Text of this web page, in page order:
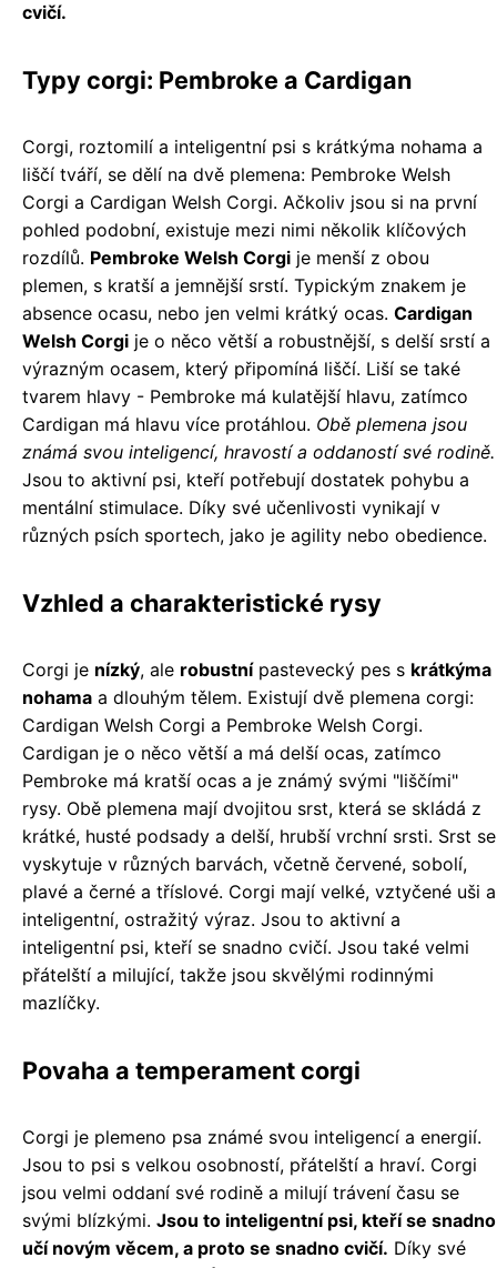
cvičí.
Typy corgi: Pembroke a Cardigan
Corgi, roztomilí a inteligentní psi s krátkýma nohama a
liščí tváří, se dělí na dvě plemena: Pembroke Welsh
Corgi a Cardigan Welsh Corgi. Ačkoliv jsou si na první
pohled podobní, existuje mezi nimi několik klíčových
rozdílů. Pembroke Welsh Corgi je menší z obou
plemen, s kratší a jemnější srstí. Typickým znakem je
absence ocasu, nebo jen velmi krátký ocas. Cardigan
Welsh Corgi je o něco větší a robustnější, s delší srstí a
výrazným ocasem, který připomíná liščí. Liší se také
tvarem hlavy - Pembroke má kulatější hlavu, zatímco
Cardigan má hlavu více protáhlou. Obě plemena jsou
známá svou inteligencí, hravostí a oddaností své rodině.
Jsou to aktivní psi, kteří potřebují dostatek pohybu a
mentální stimulace. Díky své učenlivosti vynikají v
různých psích sportech, jako je agility nebo obedience.
Vzhled a charakteristické rysy
Corgi je nízký, ale robustnípastevecký pes s krátkýma
nohama a dlouhým tělem. Existují dvě plemena corgi:
Cardigan Welsh Corgi a Pembroke Welsh Corgi.
Cardigan je o něco větší a má delší ocas, zatímco
Pembroke má kratší ocas a je známý svými "liščími"
rysy. Obě plemena mají dvojitou srst, která se skládá z
krátké, husté podsady a delší, hrubší vrchní srsti. Srst se
vyskytuje v různých barvách, včetně červené, sobolí,
plavé a černé a tříslové. Corgi mají velké, vztyčené uši a
inteligentní, ostražitý výraz. Jsou to aktivní a
inteligentní psi, kteří se snadno cvičí. Jsou také velmi
přátelští a milující, takže jsou skvělými rodinnými
mazlíčky.
Povaha a temperament corgi
Corgi je plemeno psa známé svou inteligencí a energií.
Jsou to psi s velkou osobností, přátelští a hraví. Corgi
jsou velmi oddaní své rodině a milují trávení času se
svými blízkými. Jsou to inteligentní psi, kteří se snadno
učí novým věcem, a proto se snadno cvičí. Díky své